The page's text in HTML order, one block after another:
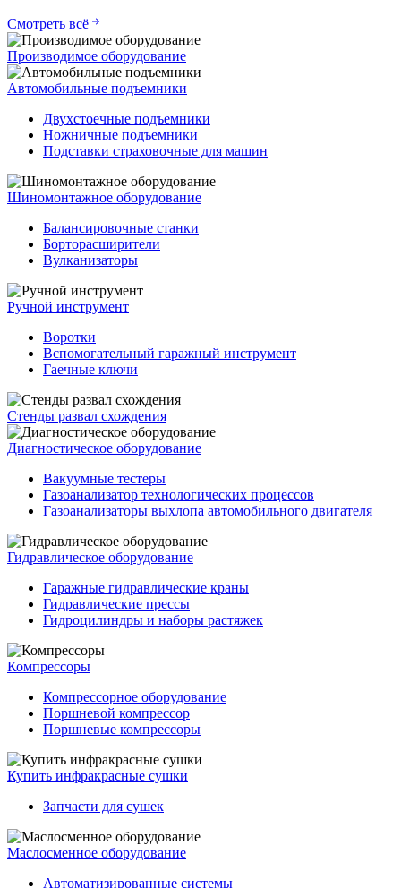
Смотреть всё
Производимое оборудование
Автомобильные подъемники
Двухстоечные подъемники
Ножничные подъемники
Подставки страховочные для машин
Шиномонтажное оборудование
Балансировочные станки
Борторасширители
Вулканизаторы
Ручной инструмент
Воротки
Вспомогательный гаражный инструмент
Гаечные ключи
Стенды развал схождения
Диагностическое оборудование
Вакуумные тестеры
Газоанализатор технологических процессов
Газоанализаторы выхлопа автомобильного двигателя
Гидравлическое оборудование
Гаражные гидравлические краны
Гидравлические прессы
Гидроцилиндры и наборы растяжек
Компрессоры
Компрессорное оборудование
Поршневой компрессор
Поршневые компрессоры
Купить инфракрасные сушки
Запчасти для сушек
Маслосменное оборудование
Автоматизированные системы